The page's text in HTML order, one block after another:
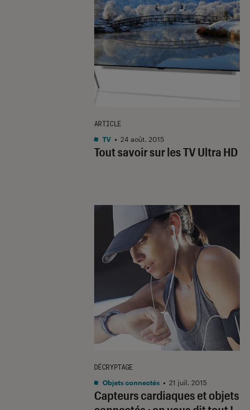
Tout savoir sur les TV Ultra HD
ARTICLE
TV • 24 août. 2015
Capteurs cardiaques et objets
DÉCRYPTAGE
Objets connectés • 21 juil. 2015